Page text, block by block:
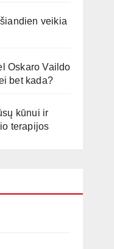
veikia
Oskaro Vaildo
bet kada?
kūnui ir
terapijos